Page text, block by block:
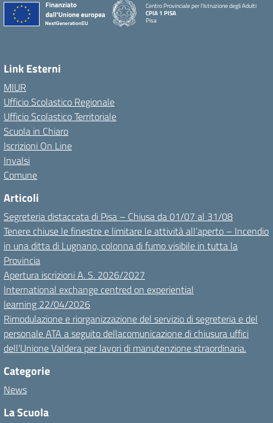
Centro Provinciale per l'Istruzione degli Adulti
CPIA 1 PISA
Pisa
Link Esterni
MIUR
Ufficio Scolastico Regionale
Ufficio Scolastico Territoriale
Scuola in Chiaro
Iscrizioni On Line
Invalsi
Comune
Articoli
Segreteria distaccata di Pisa – Chiusa da 01/07 al 31/08
Tenere chiuse le finestre e limitare le attività all’aperto – Incendio
in una ditta di Lugnano, colonna di fumo visibile in tutta la
Provincia
Apertura iscrizioni A. S. 2026/2027
International exchange centred on experiential
learning 22/04/2026
Rimodulazione e riorganizzazione del servizio di segreteria e del
personale ATA a seguito dellacomunicazione di chiusura uffici
dell’Unione Valdera per lavori di manutenzione straordinaria.
Categorie
News
La Scuola